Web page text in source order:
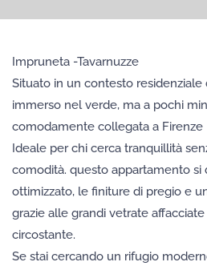
Impruneta -Tavarnuzze
Situato in un contesto residenziale
immerso nel verde, ma a pochi
comodamente collegata a Firenze
Ideale per chi cerca tranquillità
comodità. questo appartamento
ottimizzato, le finiture di pregio e
grazie alle grandi vetrate
circostante.
Se stai cercando un rifugio